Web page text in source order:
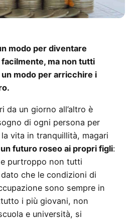
modo per diventare
ma non tutti
modo per arricchire i
da un giorno all’altro è
di ogni persona per
vita in tranquillità, magari
futuro roseo ai propri figli:
purtroppo non tutti
che le condizioni di
sono sempre in
i più giovani, non
e università, si